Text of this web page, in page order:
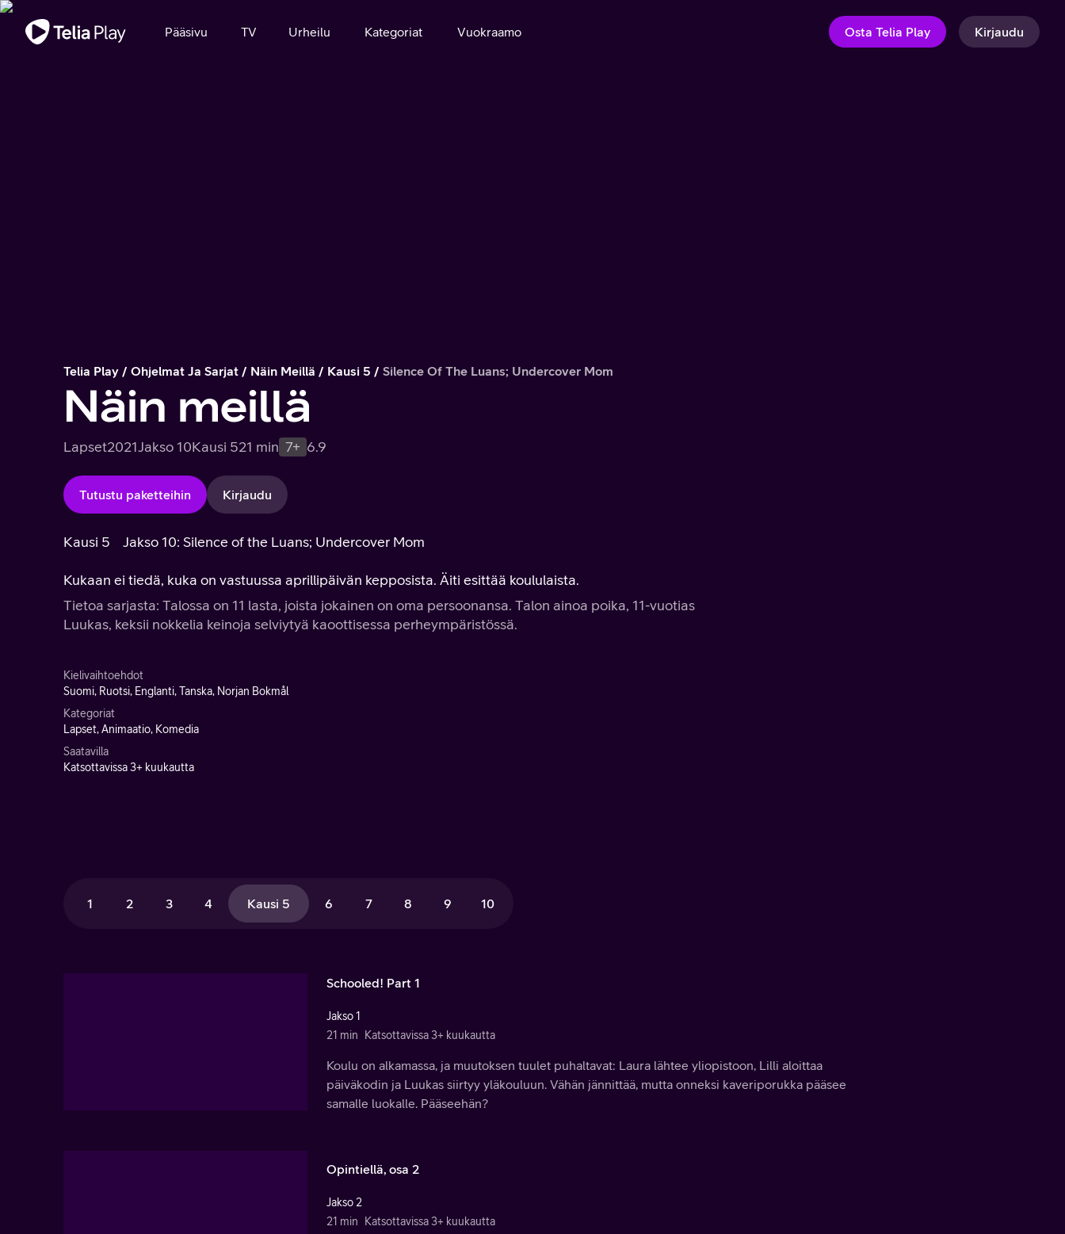
Tärkeä viesti
Pääsivu TV Urheilu Kategoriat Vuokraamo Osta Telia Play Kirjaudu
Telia Play Ohjelmat Ja Sarjat Näin Meillä Kausi 5 Silence Of The Luans; Undercover Mom
Näin meillä
Lapset2021Jakso 10Kausi 521 min 7+ 6.9
Tutustu paketteihin Kirjaudu
Kausi 5 Jakso 10: Silence of the Luans; Undercover Mom
Kukaan ei tiedä, kuka on vastuussa aprillipäivän kepposista. Äiti esittää koululaista.
Tietoa sarjasta: Talossa on 11 lasta, joista jokainen on oma persoonansa. Talon ainoa poika, 11-vuotias
Luukas, keksii nokkelia keinoja selviytyä kaoottisessa perheympäristössä.
Kielivaihtoehdot
Suomi, Ruotsi, Englanti, Tanska, Norjan Bokmål
Kategoriat
Lapset, Animaatio, Komedia
Saatavilla
Katsottavissa 3+ kuukautta
1 2 3 4 Kausi 5 6 7 8 9 10
Schooled! Part 1
Jakso 1
21 min
Katsottavissa 3+ kuukautta
Koulu on alkamassa, ja muutoksen tuulet puhaltavat: Laura lähtee yliopistoon, Lilli aloittaa
päiväkodin ja Luukas siirtyy yläkouluun. Vähän jännittää, mutta onneksi kaveriporukka pääsee
samalle luokalle. Pääseehän?
Opintiellä, osa 2
Jakso 2
21 min
Katsottavissa 3+ kuukautta